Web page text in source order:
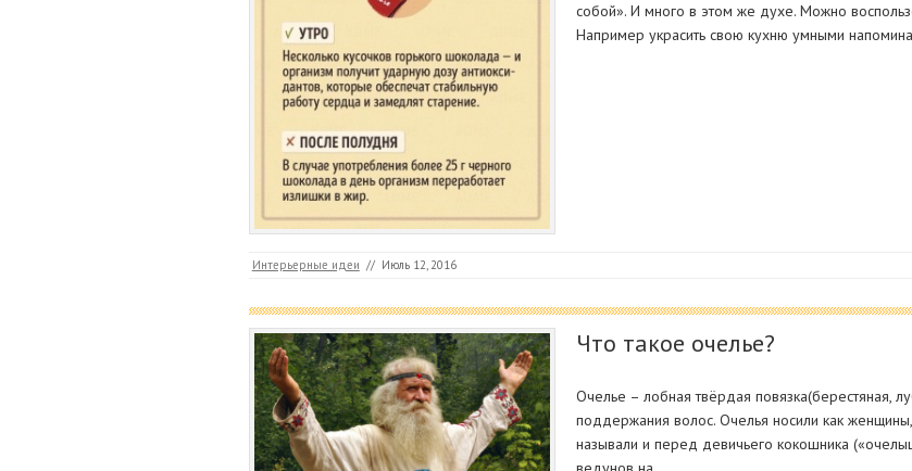
собой». И много в этом же духе. Можно
Например украсить свою кухню умными
Интерьерные идеи // Июль 12, 2016
Что такое очелье?
Очелье – лобная твёрдая повязка(берестяная,
поддержания волос. Очелья носили как
называли и перед девичьего кокошника